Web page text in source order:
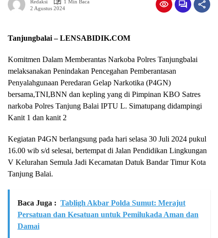
Redaksi
1 Min Baca
2 Agustus 2024
Tanjungbalai – LENSABIDIK.COM
Komitmen Dalam Memberantas Narkoba Polres Tanjungbalai
melaksanakan Penindakan Pencegahan Pemberantasan
Penyalahgunaan Peredaran Gelap Narkotika (P4GN)
bersama,TNI,BNN dan kepling yang di Pimpinan KBO Satres
narkoba Polres Tanjung Balai IPTU L. Simatupang didampingi
Kanit 1 dan kanit 2
Kegiatan P4GN berlangsung pada hari selasa 30 Juli 2024 pukul
16.00 wib s/d selesai, bertempat di Jalan Pendidikan Lingkungan
V Kelurahan Semula Jadi Kecamatan Datuk Bandar Timur Kota
Tanjung Balai.
Baca Juga : Tabligh Akbar Polda Sumut: Merajut
Persatuan dan Kesatuan untuk Pemilukada Aman dan
Damai